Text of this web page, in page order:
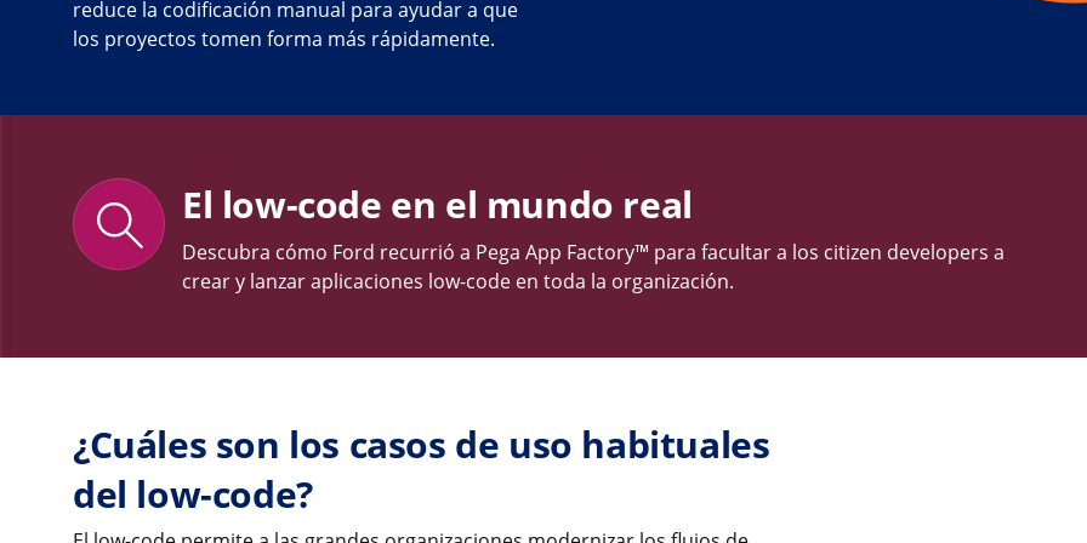
reduce la codificación manual para ayudar a que
los proyectos tomen forma más rápidamente.
El low-code en el mundo real
Descubra cómo Ford recurrió a Pega App Factory™ para facultar a los citizen developers a
crear y lanzar aplicaciones low-code en toda la organización.
¿Cuáles son los casos de uso habituales
del low-code?